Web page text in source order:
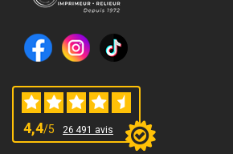
4,4/5 26 491 avis